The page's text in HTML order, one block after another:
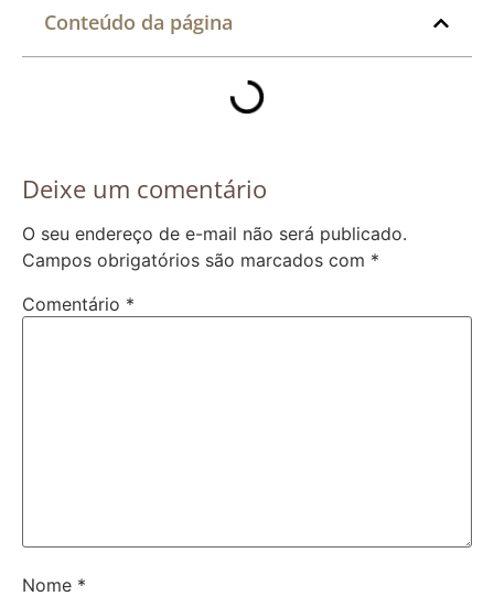
Conteúdo da página
Deixe um comentário
O seu endereço de e-mail não será publicado.
Campos obrigatórios são marcados com *
Comentário *
Nome *